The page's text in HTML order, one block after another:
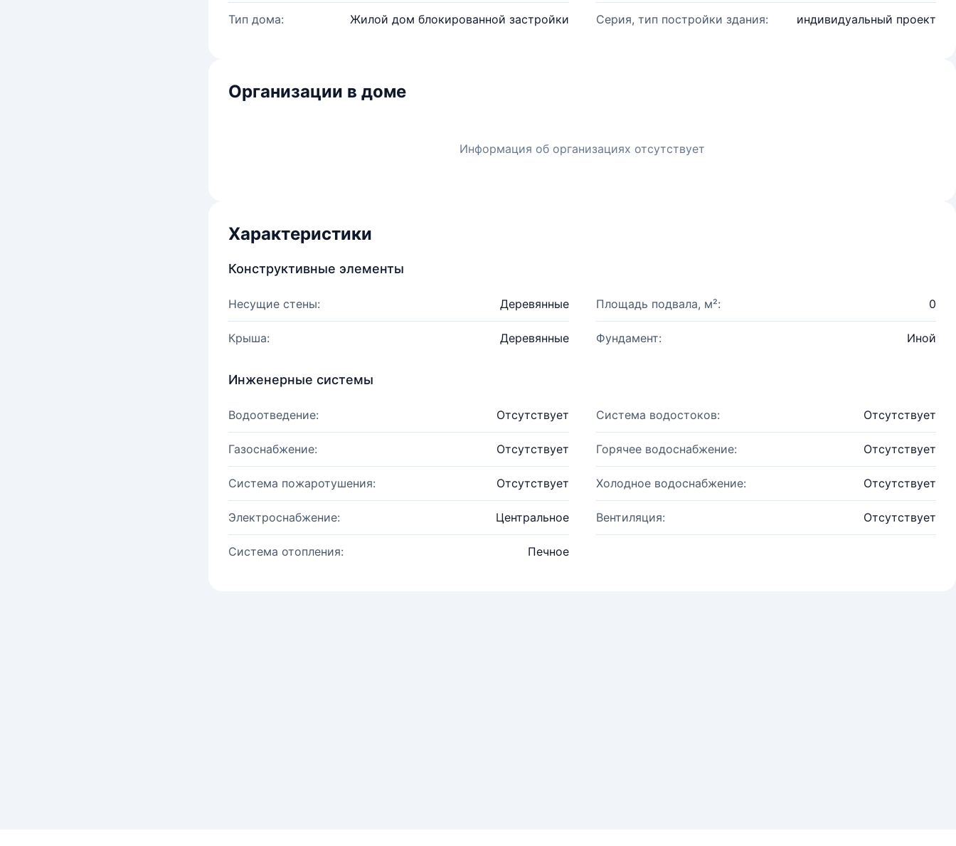
Тип дома: Жилой дом блокированной застройки Серия, тип постройки здания: индивидуальный проект
Организации в доме
Информация об организациях отсутствует
Характеристики
Конструктивные элементы
Несущие стены: Деревянные Площадь подвала, м²: 0
Крыша: Деревянные Фундамент: Иной
Инженерные системы
Водоотведение: Отсутствует Система водостоков: Отсутствует
Газоснабжение: Отсутствует Горячее водоснабжение: Отсутствует
Система пожаротушения: Отсутствует Холодное водоснабжение: Отсутствует
Электроснабжение: Центральное Вентиляция: Отсутствует
Система отопления: Печное